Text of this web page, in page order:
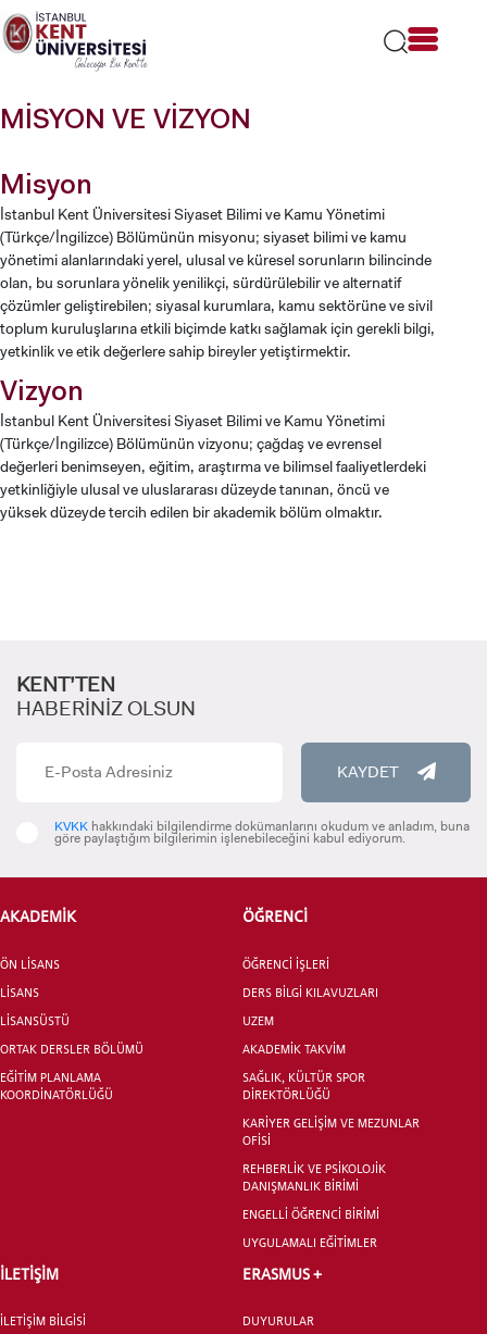
Lütfen
dikkat:
Bu
bir
içerir.
ADAY ÖĞRENCİ
LİSANSÜSTÜ EĞİTİM ENSTİTÜSÜ
MİSYON VE VİZYON
Misyon
İstanbul Kent Üniversitesi Siyaset Bilimi ve Kamu Yönetimi
(Türkçe/İngilizce) Bölümünün misyonu; siyaset bilimi ve kamu
yönetimi alanlarındaki yerel, ulusal ve küresel sorunların bilincinde
olan, bu sorunlara yönelik yenilikçi, sürdürülebilir ve alternatif
çözümler geliştirebilen; siyasal kurumlara, kamu sektörüne ve sivil
toplum kuruluşlarına etkili biçimde katkı sağlamak için gerekli bilgi,
yetkinlik ve etik değerlere sahip bireyler yetiştirmektir.
Vizyon
İstanbul Kent Üniversitesi Siyaset Bilimi ve Kamu Yönetimi
(Türkçe/İngilizce) Bölümünün vizyonu; çağdaş ve evrensel
değerleri benimseyen, eğitim, araştırma ve bilimsel faaliyetlerdeki
yetkinliğiyle ulusal ve uluslararası düzeyde tanınan, öncü ve
yüksek düzeyde tercih edilen bir akademik bölüm olmaktır.
KENT’TEN
HABERİNİZ OLSUN
KAYDET
KVKK hakkındaki bilgilendirme dokümanlarını okudum ve anladım, buna
göre paylaştığım bilgilerimin işlenebileceğini kabul ediyorum.
AKADEMİK
ÖN LİSANS
LİSANS
LİSANSÜSTÜ
ORTAK DERSLER BÖLÜMÜ
EĞİTİM PLANLAMA
KOORDİNATÖRLÜĞÜ
ÖĞRENCİ
ÖĞRENCİ İŞLERİ
DERS BİLGİ KILAVUZLARI
UZEM
AKADEMİK TAKVİM
SAĞLIK, KÜLTÜR SPOR
DİREKTÖRLÜĞÜ
KARİYER GELİŞİM VE MEZUNLAR
OFİSİ
REHBERLİK VE PSİKOLOJİK
DANIŞMANLIK BİRİMİ
ENGELLİ ÖĞRENCİ BİRİMİ
UYGULAMALI EĞİTİMLER
İLETİŞİM
İLETİŞİM BİLGİSİ
ERASMUS +
DUYURULAR